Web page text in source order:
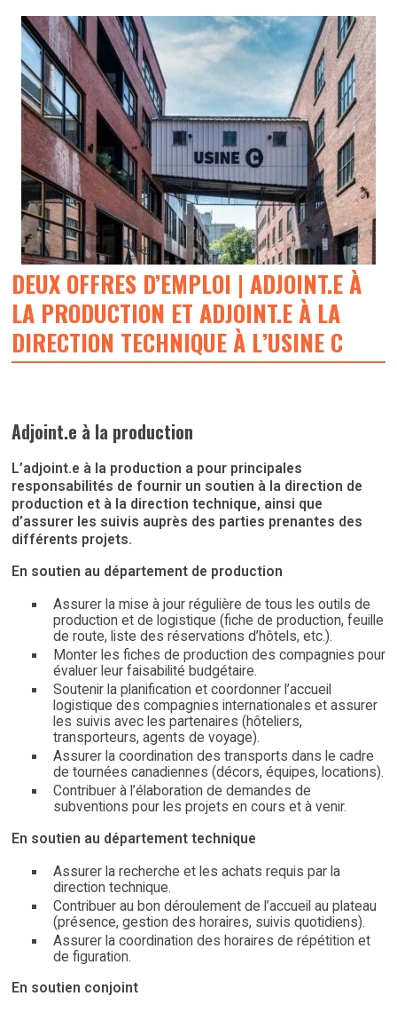
DEUX OFFRES D’EMPLOI | ADJOINT.E À
LA PRODUCTION ET ADJOINT.E À LA
DIRECTION TECHNIQUE À L’USINE C
Adjoint.e à la production
L’adjoint.e à la production a pour principales
responsabilités de fournir un soutien à la direction de
production et à la direction technique, ainsi que
d’assurer les suivis auprès des parties prenantes des
différents projets.
En soutien au département de production
Assurer la mise à jour régulière de tous les outils de
production et de logistique (fiche de production, feuille
de route, liste des réservations d’hôtels, etc.).
Monter les fiches de production des compagnies pour
évaluer leur faisabilité budgétaire.
Soutenir la planification et coordonner l’accueil
logistique des compagnies internationales et assurer
les suivis avec les partenaires (hôteliers,
transporteurs, agents de voyage).
Assurer la coordination des transports dans le cadre
de tournées canadiennes (décors, équipes, locations).
Contribuer à l’élaboration de demandes de
subventions pour les projets en cours et à venir.
En soutien au département technique
Assurer la recherche et les achats requis par la
direction technique.
Contribuer au bon déroulement de l’accueil au plateau
(présence, gestion des horaires, suivis quotidiens).
Assurer la coordination des horaires de répétition et
de figuration.
En soutien conjoint